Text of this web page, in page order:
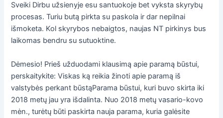
Sveiki Dirbu užsienyje esu santuokoje bet vyksta skyrybų
procesas. Turiu butą pirkta su paskola ir dar nepilnai
išmoketa. Kol skyrybos nebaigtos, naujas NT pirkinys bus
laikomas bendru su sutuoktine.
Dėmesio! Prieš užduodami klausimą apie paramą būstui,
perskaitykite: Viskas ką reikia žinoti apie paramą iš
valstybės perkant būstąParama būstui, kuri buvo skirta iki
2018 metų jau yra išdalinta. Nuo 2018 metų vasario-kovo
mėn., turėtų būti paskirta nauja parama, kuria galėsite